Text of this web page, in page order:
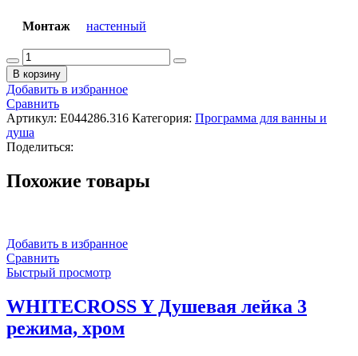
Монтаж настенный
Количество
товара
ALMAR
BEAM
Душ
настенный
мультифнкциональный
на
с
Ø100
мм,
AISI
В корзину
Добавить в избранное
Сравнить
Артикул: E044286.316 Категория: Программа для ванны и
душа
Поделиться:
Похожие товары
Добавить в избранное
Сравнить
Быстрый просмотр
WHITECROSS Y Душевая лейка 3
режима, хром